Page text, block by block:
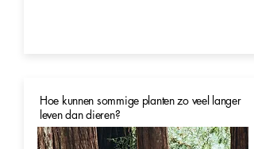
Hoe kunnen sommige planten zo veel langer
leven dan dieren?